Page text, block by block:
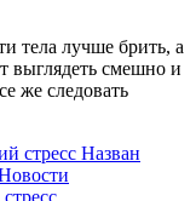
тела лучше брить, а
выглядеть смешно и
же следовать
Назван